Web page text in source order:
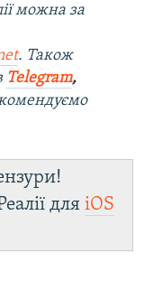
можна за
. Також
Telegram,
для iOS